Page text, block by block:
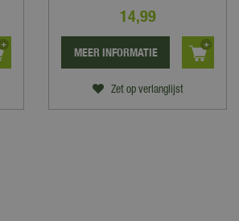
14,99
Zet op verlanglijst
MEER INFORMATIE